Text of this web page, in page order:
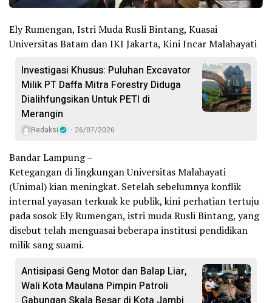
Ely Rumengan, Istri Muda Rusli Bintang, Kuasai
Universitas Batam dan IKI Jakarta, Kini Incar Malahayati
Investigasi Khusus: Puluhan Excavator
Milik PT Daffa Mitra Forestry Diduga
Dialihfungsikan Untuk PETI di
Merangin
Redaksi 26/07/2026
Bandar Lampung –
Ketegangan di lingkungan Universitas Malahayati
(Unimal) kian meningkat. Setelah sebelumnya konflik
internal yayasan terkuak ke publik, kini perhatian tertuju
pada sosok Ely Rumengan, istri muda Rusli Bintang, yang
disebut telah menguasai beberapa institusi pendidikan
milik sang suami.
Antisipasi Geng Motor dan Balap Liar,
Wali Kota Maulana Pimpin Patroli